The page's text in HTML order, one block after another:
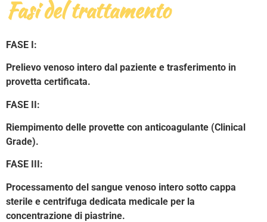
Fasi del trattamento
FASE I:
Prelievo venoso intero dal paziente e trasferimento in
provetta certificata.
FASE II:
Riempimento delle provette con anticoagulante (Clinical
Grade).
FASE III:
Processamento del sangue venoso intero sotto cappa
sterile e centrifuga dedicata medicale per la
concentrazione di piastrine.